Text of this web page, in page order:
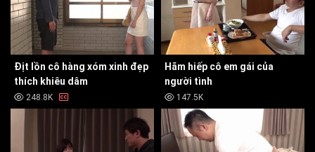
Địt lồn cô hàng xóm xinh đẹp
thích khiêu dâm
248.8K
Hãm hiếp cô em gái của
người tình
147.5K